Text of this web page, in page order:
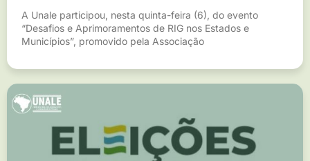
A Unale participou, nesta quinta-feira (6), do evento
“Desafios e Aprimoramentos de RIG nos Estados e
Municípios”, promovido pela Associação